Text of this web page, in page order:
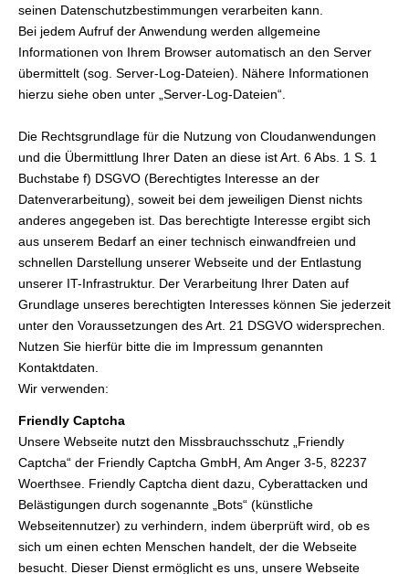
seinen Datenschutzbestimmungen verarbeiten kann.
Bei jedem Aufruf der Anwendung werden allgemeine
Informationen von Ihrem Browser automatisch an den Server
übermittelt (sog. Server-Log-Dateien). Nähere Informationen
hierzu siehe oben unter „Server-Log-Dateien“.
Die Rechtsgrundlage für die Nutzung von Cloudanwendungen
und die Übermittlung Ihrer Daten an diese ist Art. 6 Abs. 1 S. 1
Buchstabe f) DSGVO (Berechtigtes Interesse an der
Datenverarbeitung), soweit bei dem jeweiligen Dienst nichts
anderes angegeben ist. Das berechtigte Interesse ergibt sich
aus unserem Bedarf an einer technisch einwandfreien und
schnellen Darstellung unserer Webseite und der Entlastung
unserer IT-Infrastruktur. Der Verarbeitung Ihrer Daten auf
Grundlage unseres berechtigten Interesses können Sie jederzeit
unter den Voraussetzungen des Art. 21 DSGVO widersprechen.
Nutzen Sie hierfür bitte die im Impressum genannten
Kontaktdaten.
Wir verwenden:
Friendly Captcha
Unsere Webseite nutzt den Missbrauchsschutz „Friendly
Captcha“ der Friendly Captcha GmbH, Am Anger 3-5, 82237
Woerthsee. Friendly Captcha dient dazu, Cyberattacken und
Belästigungen durch sogenannte „Bots“ (künstliche
Webseitennutzer) zu verhindern, indem überprüft wird, ob es
sich um einen echten Menschen handelt, der die Webseite
besucht. Dieser Dienst ermöglicht es uns, unsere Webseite